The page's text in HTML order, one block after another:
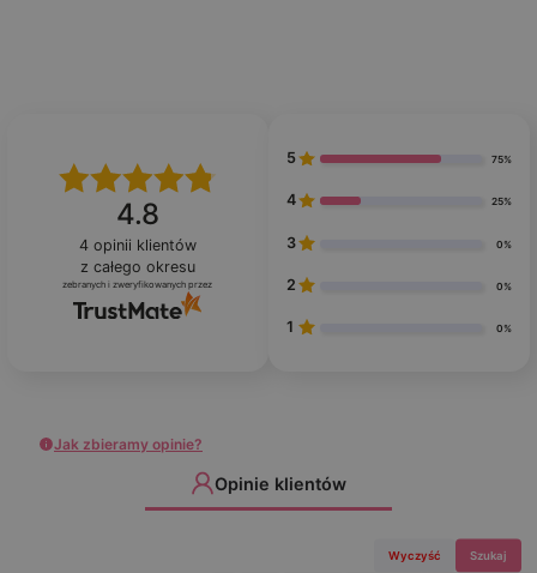
4.8
4opinii klientów
z całego okresu
zebranych i zweryfikowanych przez
5 75%
4 25%
3 0%
2 0%
1 0%
Jak zbieramy opinie?
Opinie klientów
Wyczyść Szukaj